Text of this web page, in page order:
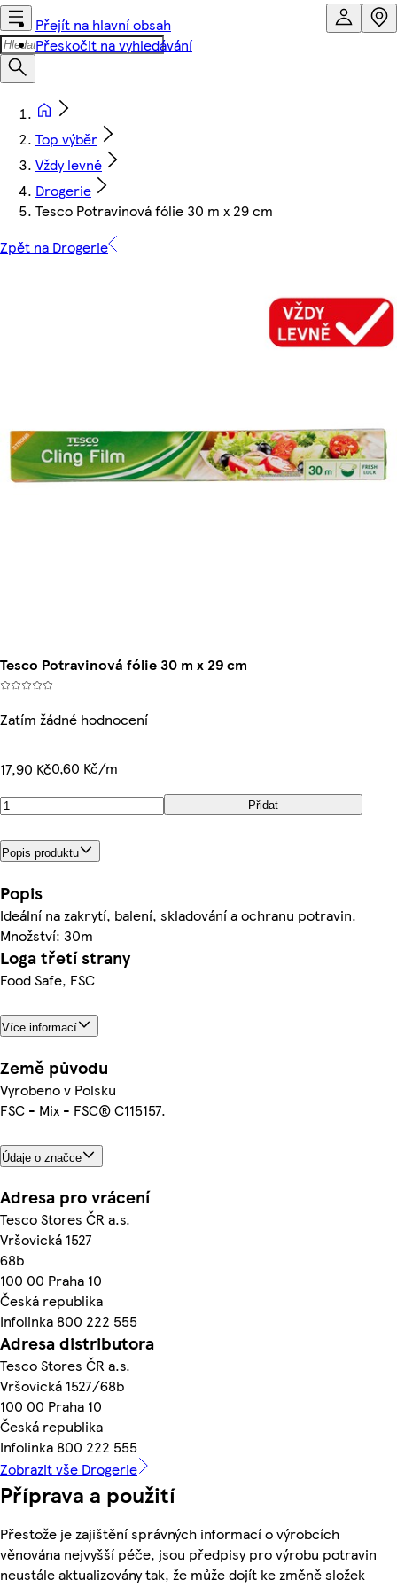
Přejít na hlavní obsah
Přeskočit na vyhledávání
Top výběr
Vždy levně
Drogerie
Tesco Potravinová fólie 30 m x 29 cm
Zpět na Drogerie
Tesco Potravinová fólie 30 m x 29 cm
Zatím žádné hodnocení
17,90 Kč0,60 Kč/m
Přidat
Popis produktu
Popis
Ideální na zakrytí, balení, skladování a ochranu potravin.
Množství: 30m
Loga třetí strany
Food Safe, FSC
Více informací
Země původu
Vyrobeno v Polsku
FSC - Mix - FSC® C115157.
Údaje o značce
Adresa pro vrácení
Tesco Stores ČR a.s.
Vršovická 1527
68b
100 00 Praha 10
Česká republika
Infolinka 800 222 555
Adresa distributora
Tesco Stores ČR a.s.
Vršovická 1527/68b
100 00 Praha 10
Česká republika
Infolinka 800 222 555
Zobrazit vše Drogerie
Příprava a použití
Přestože je zajištění správných informací o výrobcích
věnována nejvyšší péče, jsou předpisy pro výrobu potravin
neustále aktualizovány tak, že může dojít ke změně složek